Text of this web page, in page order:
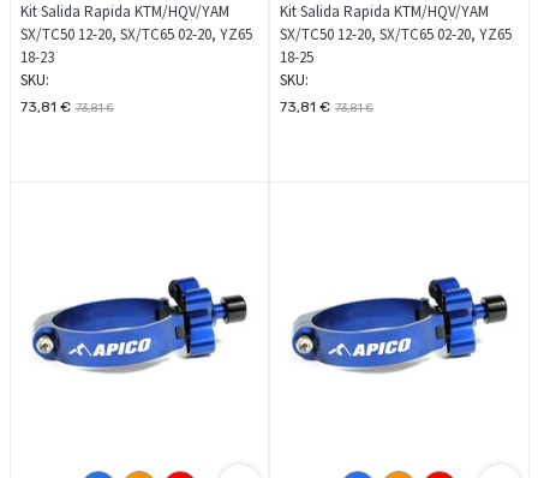
Kit Salida Rapida KTM/HQV/YAM
SX/TC50 12-20, SX/TC65 02-20, YZ65
18-23
SKU:
73,81 € 73,81€
Kit Salida Rapida KTM/HQV/YAM
SX/TC50 12-20, SX/TC65 02-20, YZ65
18-25
SKU:
73,81 € 73,81€